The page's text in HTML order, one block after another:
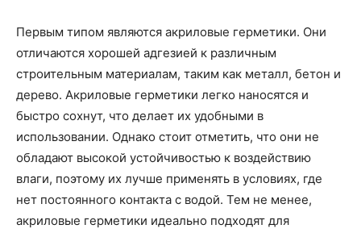
Первым типом являются акриловые герметики. Они
отличаются хорошей адгезией к различным
строительным материалам, таким как металл, бетон и
дерево. Акриловые герметики легко наносятся и
быстро сохнут, что делает их удобными в
использовании. Однако стоит отметить, что они не
обладают высокой устойчивостью к воздействию
влаги, поэтому их лучше применять в условиях, где
нет постоянного контакта с водой. Тем не менее,
акриловые герметики идеально подходят для